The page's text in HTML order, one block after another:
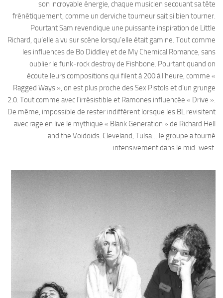
son incroyable énergie, chaque musicien secouant sa tête
frénétiquement, comme un derviche tourneur sait si bien tourner.
Pourtant Sam revendique une puissante inspiration de Little
Richard, qu’elle a vu sur scène lorsqu’elle était gamine. Tout comme
les influences de Bo Diddley et de My Chemical Romance, sans
oublier le funk-rock destroy de Fishbone. Pourtant quand on
écoute leurs compositions qui filent à 200 à l’heure, comme «
Ragged Ways », on est plus proche des Sex Pistols et d’un grunge
2.0. Tout comme avec l’irrésistible et Ramones influencée « Drive ».
De même, impossible de rester indifférent lorsque les BL revisitent
avec rage en live le mythique « Blank Generation » de Richard Hell
and the Voidoids. Cleveland, Tulsa… le groupe a tourné
intensivement dans le mid-west.